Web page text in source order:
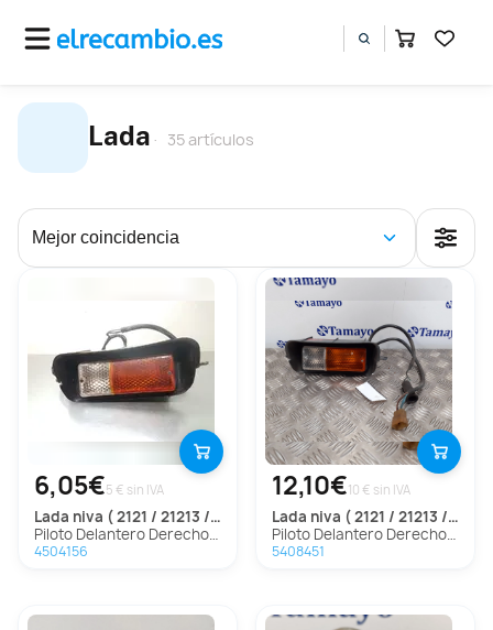
Lada 35 artículos
6,05€5 € sin IVA
lada niva ( 2121 / 21213 / 21214 / 21215 )
Piloto Delantero Derecho Para Lada Niva
4504156
12,10€10 € sin IVA
lada niva ( 2121 / 21213 / 21214 / 21215 )
Piloto Delantero Derecho para Lada Niva ( 2121 / 21213 / 21214 / 21215 )
5408451